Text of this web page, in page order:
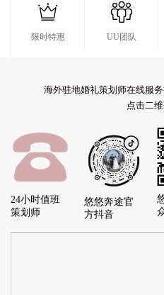

限时特惠

UU团队
海外驻地婚礼策划师在线服
点击二
24小时值班
策划师
悠悠奔途官
方抖音